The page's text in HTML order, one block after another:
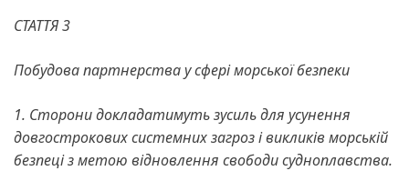
СТАТТЯ 3
Побудова партнерства у сфері морської безпеки
1. Сторони докладатимуть зусиль для усунення
довгострокових системних загроз і викликів морській
безпеці з метою відновлення свободи судноплавства.